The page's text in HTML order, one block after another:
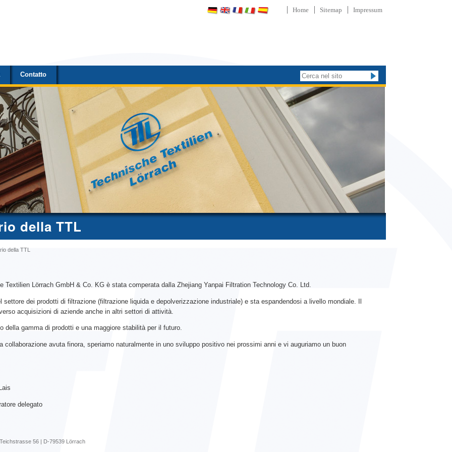
Home Sitemap Impressum
Cerca nel sito
Ricerca
avanzata…
Contatto
della TTL
della TTL
Lörrach GmbH & Co. KG è stata comperata dalla Zhejiang Yanpai Filtration Technology Co. Ltd.
settore dei prodotti di filtrazione (filtrazione liquida e depolverizzazione industriale) e sta espandendosi a livello mondiale. Il
acquisizioni di aziende anche in altri settori di attività.
della gamma di prodotti e una maggiore stabilità per il futuro.
collaborazione avuta finora, speriamo naturalmente in uno sviluppo positivo nei prossimi anni e vi auguriamo un buon
delegato
56 | D-79539 Lörrach